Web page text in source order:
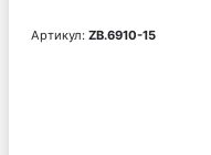
Артикул: ZB.6910-15